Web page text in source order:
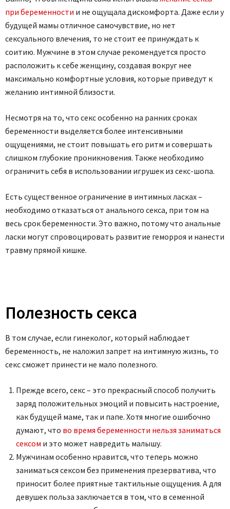
при беременности и не ощущала дискомфорта. Даже если у
будущей мамы отличное самочувствие, но нет
сексуального влечения, то не стоит ее принуждать к
соитию. Мужчине в этом случае рекомендуется просто
расположить к себе женщину, создавая вокруг нее
максимально комфортные условия, которые приведут к
желанию интимной близости.
Несмотря на то, что секс особенно на ранних сроках
беременности выделяется более интенсивными
ощущениями, не стоит повышать его ритм и совершать
слишком глубокие проникновения. Также необходимо
ограничить себя в использовании игрушек из секс-шопа.
Есть существенное ограничение в интимных ласках –
необходимо отказаться от анального секса, при том на
весь срок беременности. Это важно, потому что анальные
ласки могут спровоцировать развитие геморроя и нанести
травму прямой кишке.
Полезность секса
В том случае, если гинеколог, который наблюдает
беременность, не наложил запрет на интимную жизнь, то
секс сможет принести не мало полезного.
Прежде всего, секс – это прекрасный способ получить
заряд положительных эмоций и повысить настроение,
как будущей маме, так и папе. Хотя многие ошибочно
думают, что во время беременности нельзя заниматься
сексом и это может навредить малышу.
Мужчинам особенно нравится, что теперь можно
заниматься сексом без применения презерватива, что
приносит более приятные тактильные ощущения. А для
девушек польза заключается в том, что в семенной